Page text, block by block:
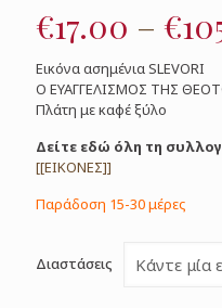
€17.00 – €
Εικόνα ασημένια SLEVORI
Ο ΕΥΑΓΓΕΛΙΣΜΟΣ ΤΗΣ
Πλάτη με καφέ ξύλο
Δείτε εδώ όλη τη
[[ΕΙΚΟΝΕΣ]]
Παράδοση 15-30 μέρες
Διαστάσεις